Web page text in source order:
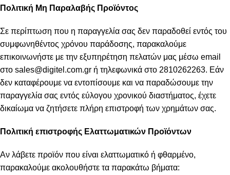
Πολιτική Μη Παραλαβής Προϊόντος
Σε περίπτωση που η παραγγελία σας δεν παραδοθεί εντός του
συμφωνηθέντος χρόνου παράδοσης, παρακαλούμε
επικοινωνήστε με την εξυπηρέτηση πελατών μας μέσω email
στο sales@digitel.com.gr ή τηλεφωνικά στο 2810262263. Εάν
δεν καταφέρουμε να εντοπίσουμε και να παραδώσουμε την
παραγγελία σας εντός εύλογου χρονικού διαστήματος, έχετε
δικαίωμα να ζητήσετε πλήρη επιστροφή των χρημάτων σας.
Πολιτική επιστροφής Ελαττωματικών Προϊόντων
Αν λάβετε προϊόν που είναι ελαττωματικό ή φθαρμένο,
παρακαλούμε ακολουθήστε τα παρακάτω βήματα: